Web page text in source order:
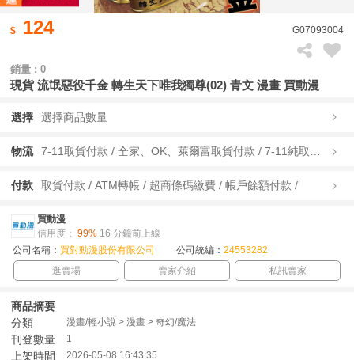
124 G07093004
銷量 : 0
現貨 流氓惡役千金 轉生天下唯我獨尊(02) 青文 漫畫 買動漫
選擇 選擇商品數量
物流
付款 取貨付款 / ATM轉帳 / 超商條碼繳費 / 帳戶餘額付款 /
買動漫
信用度： 99% 16 分鐘前上線
公司名稱： 買對動漫股份有限公司 公司統編： 24553282
逛賣場
賣家介紹 私訊賣家
商品摘要
分類
漫畫/輕小說 > 漫畫 > 奇幻/魔法
刊登數量 1
上架時間 2026-05-08 16:43:35